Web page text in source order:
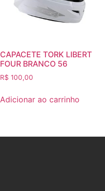
CAPACETE TORK LIBERT
FOUR BRANCO 56
R$ 100,00
Adicionar ao carrinho